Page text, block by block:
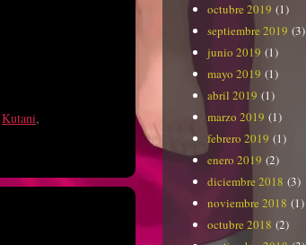
Kutani,
octubre 2019 (1)
septiembre 2019 (3)
junio 2019 (1)
mayo 2019 (1)
abril 2019 (1)
marzo 2019 (1)
febrero 2019 (1)
enero 2019 (2)
diciembre 2018 (3)
noviembre 2018 (1)
octubre 2018 (2)